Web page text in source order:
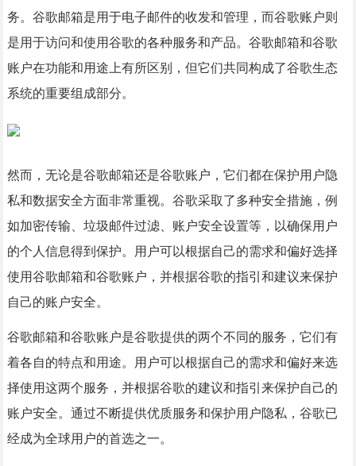
务。谷歌邮箱是用于电子邮件的收发和管理，而谷歌账户则
是用于访问和使用谷歌的各种服务和产品。谷歌邮箱和谷歌
账户在功能和用途上有所区别，但它们共同构成了谷歌生态
系统的重要组成部分。
然而，无论是谷歌邮箱还是谷歌账户，它们都在保护用户隐
私和数据安全方面非常重视。谷歌采取了多种安全措施，例
如加密传输、垃圾邮件过滤、账户安全设置等，以确保用户
的个人信息得到保护。用户可以根据自己的需求和偏好选择
使用谷歌邮箱和谷歌账户，并根据谷歌的指引和建议来保护
自己的账户安全。
谷歌邮箱和谷歌账户是谷歌提供的两个不同的服务，它们有
着各自的特点和用途。用户可以根据自己的需求和偏好来选
择使用这两个服务，并根据谷歌的建议和指引来保护自己的
账户安全。通过不断提供优质服务和保护用户隐私，谷歌已
经成为全球用户的首选之一。